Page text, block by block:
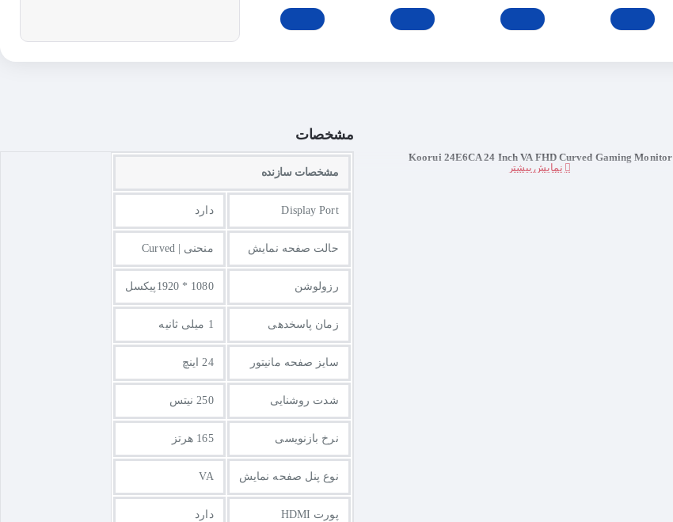
Koorui 24E6CA 24 Inch VA FHD Curved Gaming Monitor
مشخصات
مشخصات سازنده
Display Port دارد
حالت صفحه نمایش منحنی | Curved
رزولوشن 1080 * 1920پیکسل
زمان پاسخدهی 1 میلی ثانیه
سایز صفحه مانیتور 24 اینچ
شدت روشنایی 250 نیتس
نرخ بازنویسی 165 هرتز
نوع پنل صفحه نمایش VA
پورت HDMI دارد